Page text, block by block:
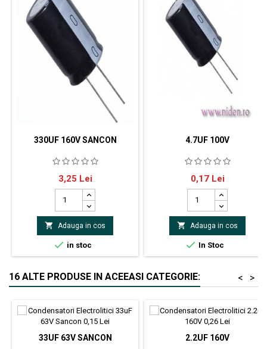
330UF 160V SANCON
Condensator electrolitic 330uf
producator Sancon
Pret
3,25 Lei
 Adauga in cos
 in stoc
4.7UF 100V
Condensator electrolitic 4.7uf
Pret
0,17 Lei
 Adauga in cos
 In Stoc
16 ALTE PRODUSE IN ACEEASI CATEGORIE: >
<
33UF 63V SANCON 2.2UF 160V